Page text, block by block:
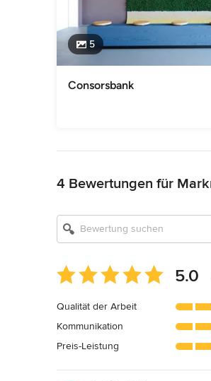
5
Consorsbank
4 Bewertungen für
Durchschnittliche
Bewertung:
von
5
Sternen
5.0
Qualität der Arbeit
Kommunikation
Preis-Leistung